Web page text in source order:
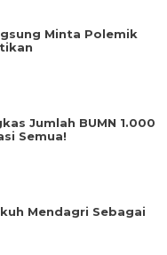
Minta Polemik
Jumlah BUMN 1.000
Semua!
Mendagri Sebagai